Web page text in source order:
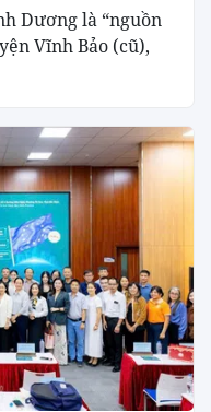
Dương là “nguồn
Vĩnh Bảo (cũ),